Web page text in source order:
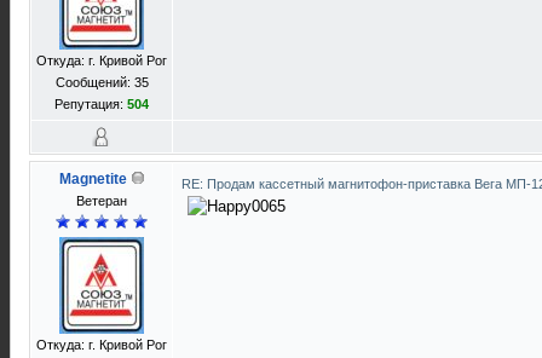
Откуда: г. Кривой Рог
Сообщений: 35
Репутация: 504
Magnetite
Ветеран
Откуда: г. Кривой Рог
RE: Продам кассетный магнитофон-приставка Вега МП-